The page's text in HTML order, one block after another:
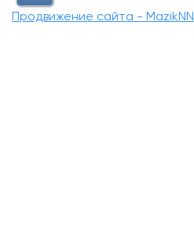
Продвижение сайта - MazikNN